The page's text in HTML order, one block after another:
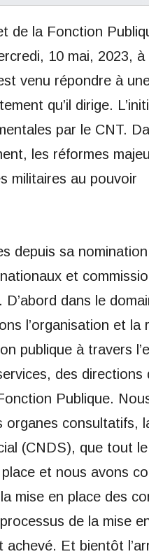
de la Fonction
10 mai, 2023, à
venu répondre à
qu’il dirige.
par le CNT.
les réformes
militaires au pouvoir
depuis sa
et
dans le
l’organisation et
publique à travers
des
Publique.
organes consultatifs,
(CNDS), que tout
et nous avons
mise en place des
de la mise
Et bientôt